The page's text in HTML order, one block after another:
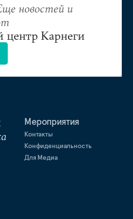
Мероприятия
Контакты
Конфиденциальность
Для Медиа
новостей и
центр Карнеги